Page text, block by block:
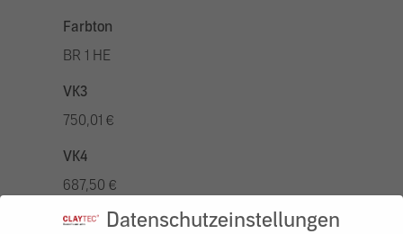
Farbton
BR 1 HE
VK3
750,01 €
VK4
687,50 €
VK5
Datenschutzeinstellungen